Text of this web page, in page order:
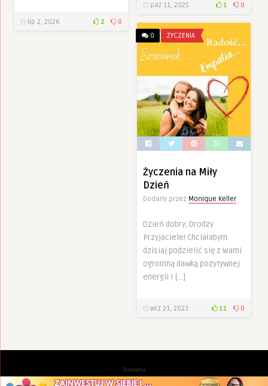
lip 2, 2026 2 0
paź 11, 2025 1 0
0 ŻYCZENIA
Życzenia na Miły
Dzień
Dodany przez Monique Keller
Dzień dobry, Drodzy
Przyjaciele! Chciałabym
dzisiaj podzielić się z Wami
ogromną dawką pozytywnej
energii i […]
wrz 21, 2023 11 0
Reklama